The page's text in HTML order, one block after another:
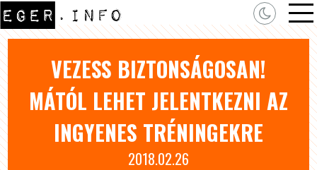
VEZESS BIZTONSÁGOSAN!
MÁTÓL LEHET JELENTKEZNI AZ
INGYENES TRÉNINGEKRE
2018.02.26